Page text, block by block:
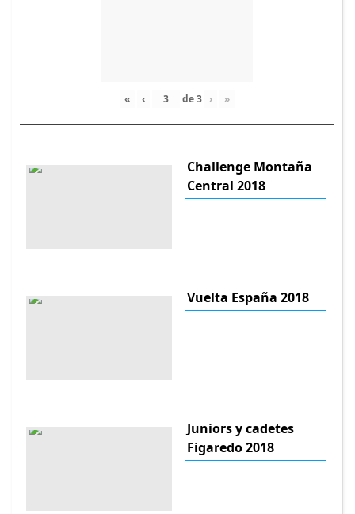
« ‹ de3 › »
Challenge Montaña
Central 2018
Vuelta España 2018
Juniors y cadetes
Figaredo 2018